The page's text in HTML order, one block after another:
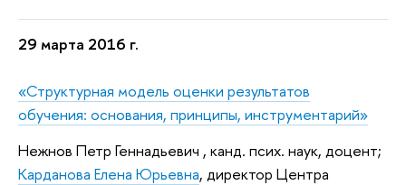
29 марта 2016 г.
«Структурная модель оценки результатов
обучения: основания, принципы, инструментарий»
Нежнов Петр Геннадьевич , канд. псих. наук, доцент;
Карданова Елена Юрьевна, директор Центра